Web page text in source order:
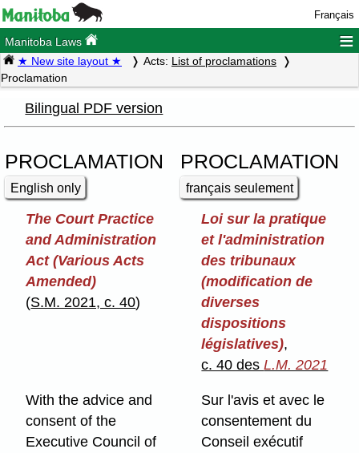
Français
Manitoba Laws ≡
★ New site layout ★ Acts: List of proclamations
Proclamation
Bilingual PDF version
PROCLAMATION
English only
PROCLAMATION
français seulement
The Court Practice
and Administration
Act (Various Acts
Amended)
(S.M. 2021, c. 40)
Loi sur la pratique
et l'administration
des tribunaux
(modification de
diverses
dispositions
législatives),
c. 40 desL.M. 2021
With the advice and
consent of the
Executive Council of
Sur l'avis et avec le
consentement du
Conseil exécutif